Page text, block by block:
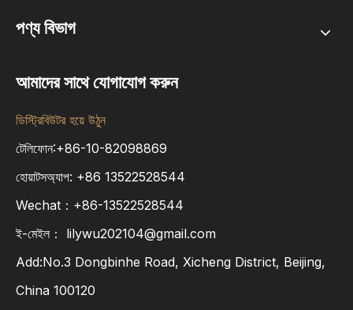
পণ্য বিভাগ
আমাদের সাথে যোগাযোগ করুন
ডিস্ট্রিবিউটর হয়ে উঠুন
টেলিফোন:+86-10-82098869
হোয়াটসঅ্যাপ: +86 13522528544
Wechat：+86-13522528544
ই-মেইল： lilywu202104@gmail.com
Add:No.3 Dongbinhe Road, Xicheng District, Beijing,
China 100120